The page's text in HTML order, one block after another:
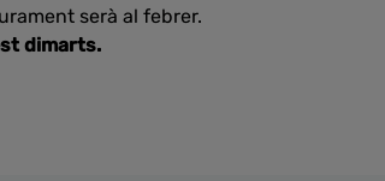
serà al febrer.
dimarts.